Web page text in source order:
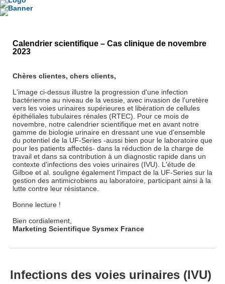
Calendrier scientifique – Cas clinique de novembre
2023
Chères clientes, chers clients,
L'image ci-dessus illustre la progression d'une infection
bactérienne au niveau de la vessie, avec invasion de l'uretère
vers les voies urinaires supérieures et libération de cellules
épithéliales tubulaires rénales (RTEC). Pour ce mois de
novembre, notre calendrier scientifique met en avant notre
gamme de biologie urinaire en dressant une vue d'ensemble
du potentiel de la UF-Series -aussi bien pour le laboratoire que
pour les patients affectés- dans la réduction de la charge de
travail et dans sa contribution à un diagnostic rapide dans un
contexte d'infections des voies urinaires (IVU). L'étude de
Gilboe et al. souligne également l'impact de la UF-Series sur la
gestion des antimicrobiens au laboratoire, participant ainsi à la
lutte contre leur résistance.
Bonne lecture !
Bien cordialement,
Marketing Scientifique Sysmex France
Infections des voies urinaires (IVU)